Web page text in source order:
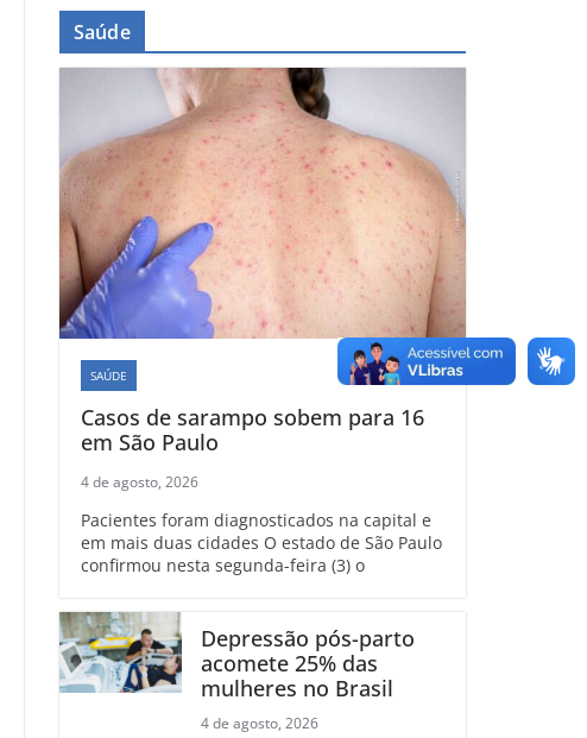
Saúde
SAÚDE
Casos de sarampo sobem para 16
em São Paulo
4 de agosto, 2026
Pacientes foram diagnosticados na capital e
em mais duas cidades O estado de São Paulo
confirmou nesta segunda-feira (3) o
Depressão pós-parto
acomete 25% das
mulheres no Brasil
4 de agosto, 2026